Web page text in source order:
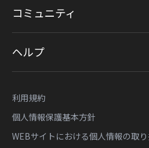
コミュニティ
ヘルプ
利用規約
個人情報保護基本方針
WEBサイトにおける個人情報の取